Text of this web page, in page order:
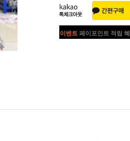
이벤트 페이포인트 적립 혜택 2배 UP!